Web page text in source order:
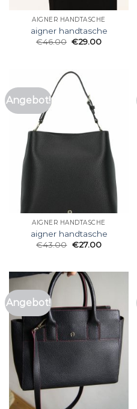
AIGNER HANDTASCHE
aigner handtasche
€46.00 €29.00
Angebot!
AIGNER HANDTASCHE
aigner handtasche
€43.00 €27.00
Angebot!